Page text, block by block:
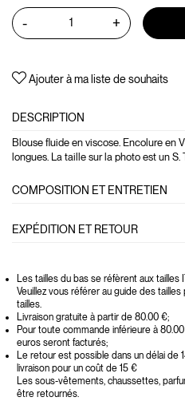
- +
Ajouter à ma liste de souhaits
DESCRIPTION
Blouse fluide en viscose. Encolure en
longues. La taille sur la photo est un S.
COMPOSITION ET ENTRETIEN
EXPÉDITION ET RETOUR
Les tailles du bas se réfèrent aux tailles
Veuillez vous référer au guide des
tailles.
Livraison gratuite à partir de 80.00 €;
Pour toute commande inférieure à
euros seront facturés;
Le retour est possible dans un délai de
livraison pour un coût de 15 €
Les sous-vêtements, chaussettes,
être retournés.